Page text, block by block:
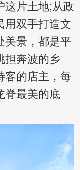
这片土地;从政
用双手打造文
美景，都是平
担奔波的乡
客的店主，每
脊最美的底